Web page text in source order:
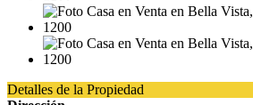
Detalles de la Propiedad